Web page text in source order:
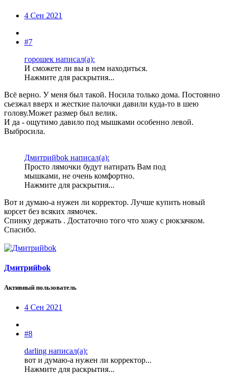
4 Сен 2021
#7
горошек написал(а):
И сможете ли вы в нем находиться.
Нажмите для раскрытия...
Всё верно. У меня был такой. Носила только дома. Постоянно
сьезжал вверх и жесткие палочки давили куда-то в шею
голову.Может размер был велик.
И да - ощутимо давило под мышками особенно левой.
Выбросила.
Дмитрийbok написал(а):
Просто лямочки будут натирать Вам под
мышками, не очень комфортно.
Нажмите для раскрытия...
Вот и думаю-а нужен ли корректор. Лучше купить новый
корсет без всяких лямочек.
Спинку держать . Достаточно того что хожу с рюкзачком.
Спасибо.
Дмитрийbok
Активный пользователь
4 Сен 2021
#8
darling написал(а):
вот и думаю-а нужен ли корректор...
Нажмите для раскрытия...